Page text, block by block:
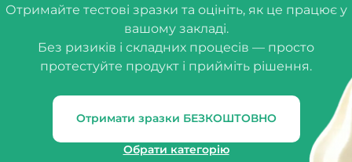
Отримайте тестові зразки та оцініть, як це працює у
вашому закладі.
Без ризиків і складних процесів — просто
протестуйте продукт і прийміть рішення.
Отримати зразки БЕЗКОШТОВНО
Обрати категорію